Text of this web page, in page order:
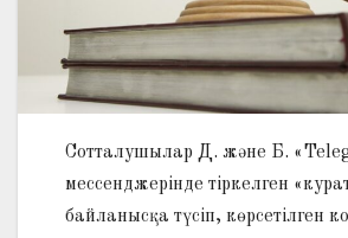
Сотталушылар Д. және Б.
мессенджерінде тіркелген
байланысқа түсіп, көрсетілген